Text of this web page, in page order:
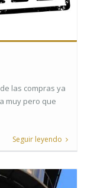
las compras ya
muy pero que
Seguir leyendo